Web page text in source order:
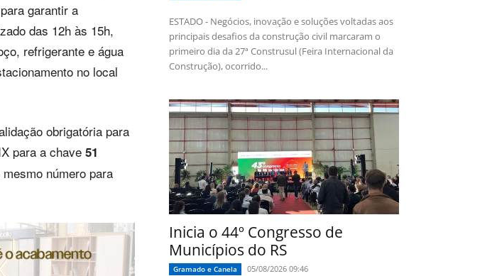
garantir a
das 12h às 15h,
refrigerante e água
no local
obrigatória para
para a chave 51
número para
ESTADO - Negócios, inovação e soluções voltadas aos
principais desafios da construção civil marcaram o
primeiro dia da 27ª Construsul (Feira Internacional da
Construção), ocorrido...
Inicia o 44º Congresso de
Municípios do RS
Gramado e Canela 05/08/2026 09:46